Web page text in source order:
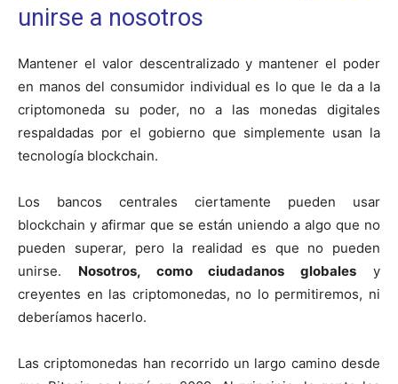
unirse a nosotros
Mantener el valor descentralizado y mantener el poder
en manos del consumidor individual es lo que le da a la
criptomoneda su poder, no a las monedas digitales
respaldadas por el gobierno que simplemente usan la
tecnología blockchain.
Los bancos centrales ciertamente pueden usar
blockchain y afirmar que se están uniendo a algo que no
pueden superar, pero la realidad es que no pueden
unirse. Nosotros, como ciudadanos globales y
creyentes en las criptomonedas, no lo permitiremos, ni
deberíamos hacerlo.
Las criptomonedas han recorrido un largo camino desde